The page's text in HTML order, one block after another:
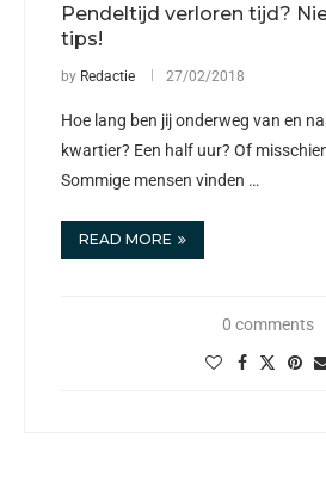
Pendeltijd verloren tijd?
tips!
by Redactie 27/02/2018
Hoe lang ben jij onderweg van en
kwartier? Een half uur? Of
Sommige mensen vinden …
READ MORE
0 comments